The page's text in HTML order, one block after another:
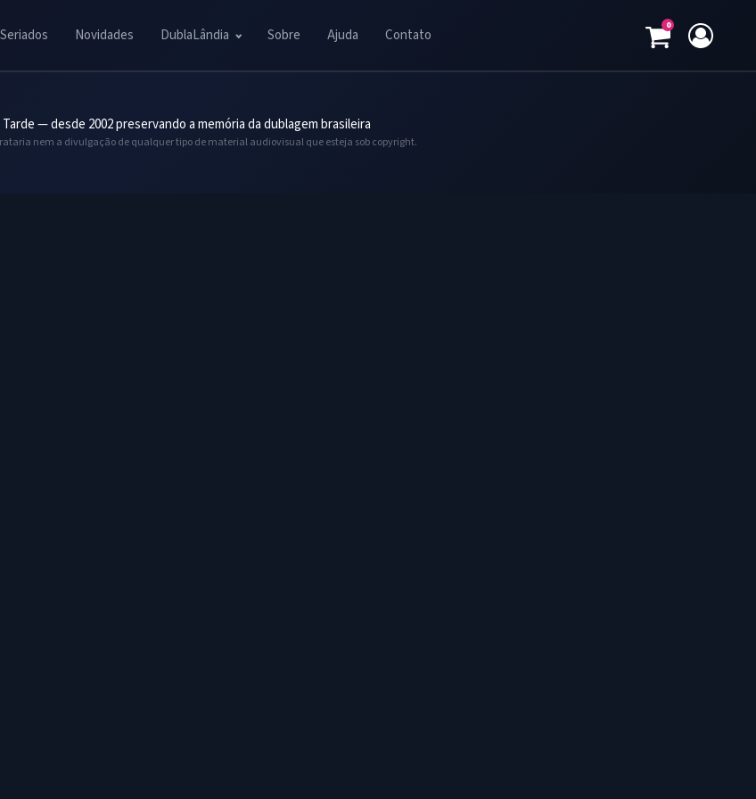
Seriados Novidades DublaLândia Sobre Ajuda Contato
0
Tarde — desde 2002 preservando a memória da dublagem brasileira
nem a divulgação de qualquer tipo de material audiovisual que esteja sob copyright.